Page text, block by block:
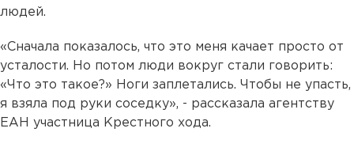
людей.
«Сначала показалось, что это меня качает просто от
усталости. Но потом люди вокруг стали говорить:
«Что это такое?» Ноги заплетались. Чтобы не упасть,
я взяла под руки соседку», - рассказала агентству
ЕАН участница Крестного хода.